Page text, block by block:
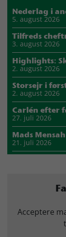
Nederlag i
5. august 2026
Tilfreds
3. august 2026
Highlights:
2. august 2026
Storsejr i
2. august 2026
27. juli 2026
Mads
21. juli 2026
Marius
Morten
12. juli 2026
Acceptere